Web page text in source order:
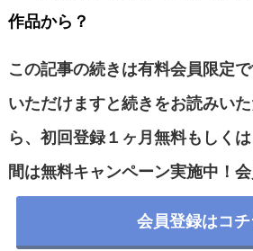
作品から？
この記事の続きは有料会員限定
いただけますと続きをお読みい
ら、初回登録１ヶ月無料もしく
間は無料キャンペーン実施中！
会員登録はコチ